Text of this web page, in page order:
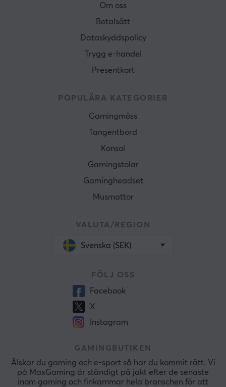
Om oss
Betalsätt
Dataskyddspolicy
Trygg e-handel
Presentkort
POPULÄRA KATEGORIER
Gamingmöss
Tangentbord
Konsol
Gamingstolar
Gamingheadset
Musmattor
VALUTA/REGION
Svenska (SEK)
FÖLJ OSS
Facebook
X
Instagram
GAMINGBUTIKEN
Älskar du gaming och e-sport så har du kommit rätt. Vi
på MaxGaming är ständigt på jakt efter de senaste
inom gaming och finkammar hela branschen för att